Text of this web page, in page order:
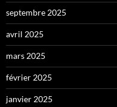
septembre 2025
avril 2025
mars 2025
février 2025
janvier 2025